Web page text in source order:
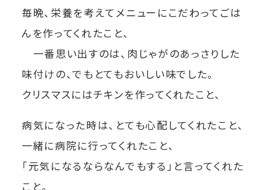
毎晩、栄養を考えてメニューにこだわってごは
んを作ってくれたこと、
一番思い出すのは、肉じゃがのあっさりした
味付けの、でもとてもおいしい味でした。
クリスマスにはチキンを作ってくれたこと、
病気になった時は、とても心配してくれたこと、
一緒に病院に行ってくれたこと、
「元気になるならなんでもする」と言ってくれた
こと。